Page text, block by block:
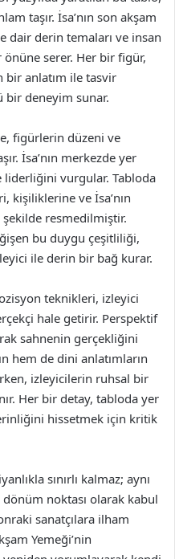
taşır. İsa’nın son akşam
dair derin temaları ve insan
önüne serer. Her bir figür,
bir anlatım ile tasvir
bir deneyim sunar.
figürlerin düzeni ve
İsa’nın merkezde yer
liderliğini vurgular. Tabloda
kişiliklerine ve İsa’nın
şekilde resmedilmiştir.
bu duygu çeşitliliği,
ile derin bir bağ kurar.
teknikleri, izleyici
hale getirir. Perspektif
sahnenin gerçekliğini
hem de dini anlatımların
izleyicilerin ruhsal bir
Her bir detay, tabloda yer
hissetmek için kritik
sınırlı kalmaz; aynı
noktası olarak kabul
sanatçılara ilham
Yemeği’nin